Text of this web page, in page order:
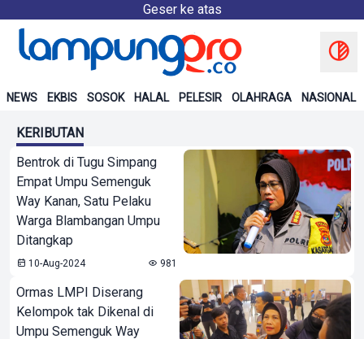
Geser ke atas
NEWS EKBIS SOSOK HALAL PELESIR OLAHRAGA NASIONAL
KERIBUTAN
Bentrok di Tugu Simpang
Empat Umpu Semenguk
Way Kanan, Satu Pelaku
Warga Blambangan Umpu
Ditangkap
10-Aug-2024 981
Ormas LMPI Diserang
Kelompok tak Dikenal di
Umpu Semenguk Way